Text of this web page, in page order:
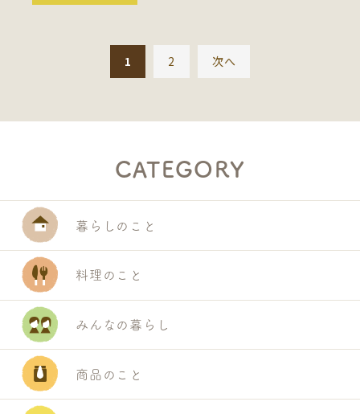
1 2 次へ
CATEGORY
暮らしのこと
料理のこと
みんなの暮らし
商品のこと
S